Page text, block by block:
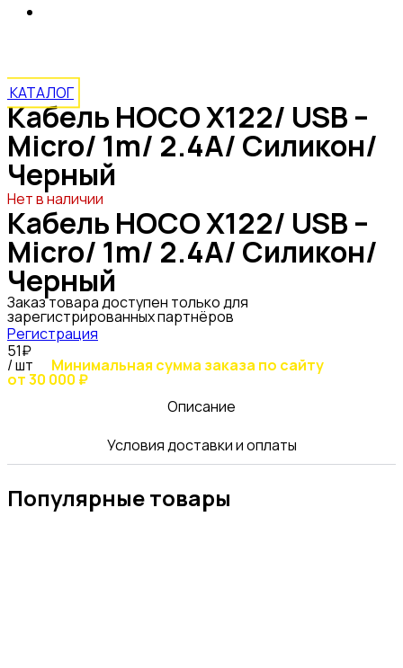
КАТАЛОГ
Кабель HOCO X122/ USB –
Micro/ 1m/ 2.4A/ Силикон/
Черный
Нет в наличии
Кабель HOCO X122/ USB –
Micro/ 1m/ 2.4A/ Силикон/
Черный
Заказ товара доступен только для
зарегистрированных партнёров
Регистрация
51₽
/ шт Минимальная сумма заказа по сайту
от 30 000 ₽
Описание
Условия доставки и оплаты
Популярные товары